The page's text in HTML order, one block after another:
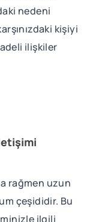
nedeni
kişiyi
ilişkiler
rağmen uzun
çeşididir. Bu
ilgili